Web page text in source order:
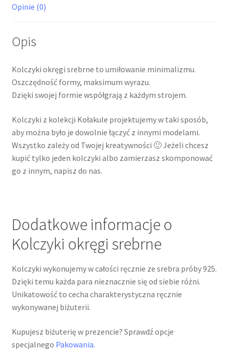
Opinie (0)
Opis
Kolczyki okręgi srebrne to umiłowanie minimalizmu.
Oszczędność formy, maksimum wyrazu.
Dzięki swojej formie współgrają z każdym strojem.
Kolczyki z kolekcji Kołakule projektujemy w taki sposób,
aby można było je dowolnie łączyć z innymi modelami.
Wszystko zależy od Twojej kreatywności 🙂 Jeżeli chcesz
kupić tylko jeden kolczyki albo zamierzasz skomponować
go z innym, napisz do nas.
Dodatkowe informacje o
Kolczyki okręgi srebrne
Kolczyki wykonujemy w całości ręcznie ze srebra próby 925.
Dzięki temu każda para nieznacznie się od siebie różni.
Unikatowość to cecha charakterystyczna ręcznie
wykonywanej biżuterii.
Kupujesz biżuterię w prezencie? Sprawdź opcje
specjalnego Pakowania.